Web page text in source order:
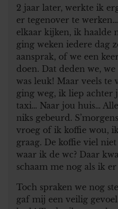
2 jaar later, werkte ik
er tegenover te
elkaar kijken, ik haalde
ging weken iedere dag
aansprak, of we een
doen. Dat deden we,
was leuk! Maar veels te
ging weg, ik liep achter
taxi… Naar jou huis…
niks gebeurd.
vroeg of ik koffie wou,
graag. De koffie viel
waar ik de wc? Daar
schaam me nog als ik
Toch spraken we nog
gaf mij een veilig